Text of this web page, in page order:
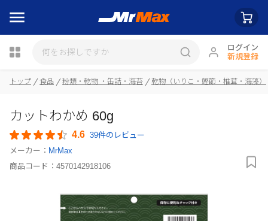
ログイン
新規登録
瓶詰
トップ 食品 粉類・乾物 ・缶詰・海苔 乾物（いりこ・鰹節・椎茸・海藻）
カットわかめ 60g
4.6 39件のレビュー
メーカー： MrMax
商品コード： 4570142918106